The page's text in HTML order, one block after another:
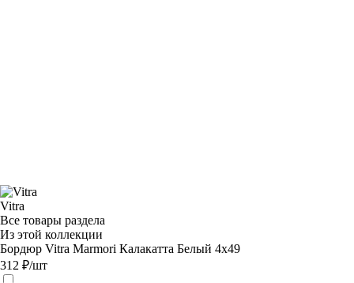
Vitra
Все товары раздела
Из этой коллекции
Бордюр Vitra Marmori Калакатта Белый 4х49
312 ₽/шт